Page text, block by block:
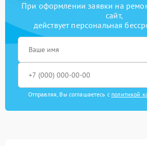
При оформлении заявки на
сайт,
действует персональная
Отправляя, Вы соглашаетесь с политикой